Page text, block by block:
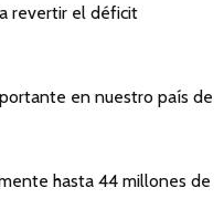
revertir el déficit
en nuestro país de
hasta 44 millones de